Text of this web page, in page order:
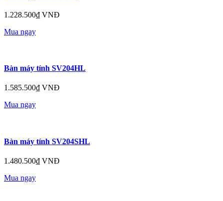
1.228.500₫ VNĐ
Mua ngay
Bàn máy tính SV204HL
1.585.500₫ VNĐ
Mua ngay
Bàn máy tính SV204SHL
1.480.500₫ VNĐ
Mua ngay